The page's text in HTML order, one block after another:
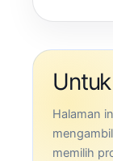
Halaman
memilih